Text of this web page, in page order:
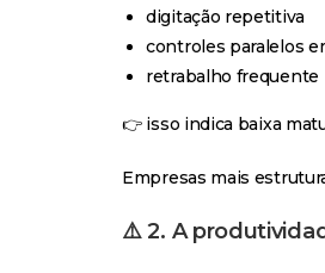
digitação repetitiva
controles paralelos
retrabalho frequente
👉 isso indica baixa
Empresas mais
⚠️ 2. A